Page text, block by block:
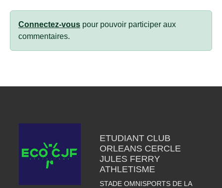
Connectez-vous pour pouvoir participer aux
commentaires.
ETUDIANT CLUB
ORLEANS CERCLE
JULES FERRY
ATHLETISME
STADE OMNISPORTS DE LA